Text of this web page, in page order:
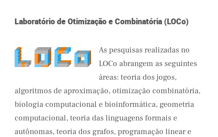
Laboratório de Otimização e Combinatória (LOCo)
As pesquisas realizadas no
LOCo abrangem as seguintes
áreas: teoria dos jogos,
algoritmos de aproximação, otimização combinatória,
biologia computacional e bioinformática, geometria
computacional, teoria das linguagens formais e
autônomas, teoria dos grafos, programação linear e